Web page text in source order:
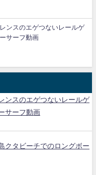
ンスのエゲつないレールゲ
サーフ動画
ンスのエゲつないレールゲ
サーフ動画
クタビーチでのロングボー